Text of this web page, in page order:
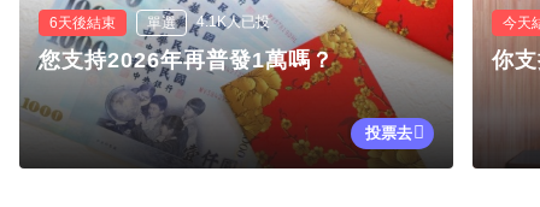
6天後結束 單選 4.1K人已投
您支持2026年再普發1萬嗎？
投票去
今天
你